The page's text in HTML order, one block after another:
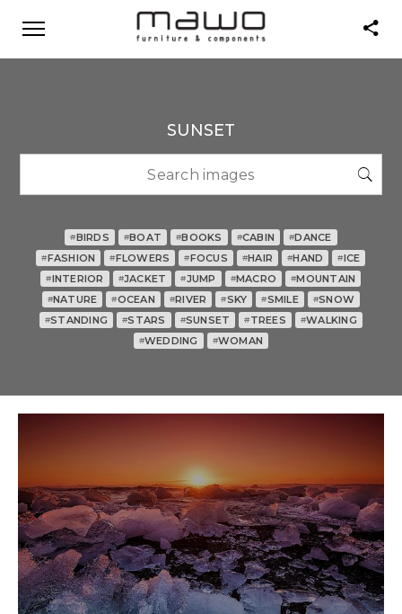
SUNSET
#BIRDS #BOAT #BOOKS #CABIN #DANCE
#FASHION #FLOWERS #FOCUS #HAIR #HAND #ICE
#INTERIOR #JACKET #JUMP #MACRO #MOUNTAIN
#NATURE #OCEAN #RIVER #SKY #SMILE #SNOW
#STANDING #STARS #SUNSET #TREES #WALKING
#WEDDING #WOMAN